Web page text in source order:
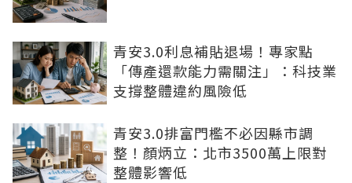
青安3.0利息補貼退場！專家點
「傳產還款能力需關注」：科技業
支撐整體違約風險低
青安3.0排富門檻不必因縣市調
整！顏炳立：北市3500萬上限對
整體影響低